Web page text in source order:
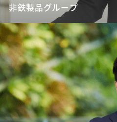
非鉄製品グループ